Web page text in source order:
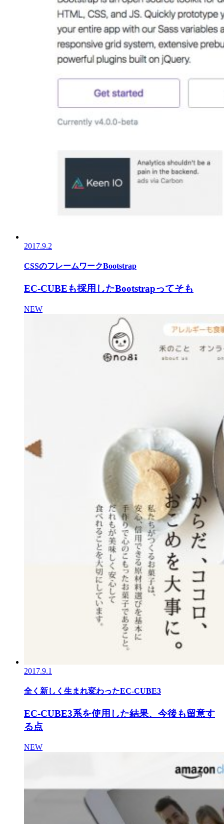
2017.9.2
CSSのフレームワークBootstrap
EC-CUBEも採用したBootstrapってそも
NEW
2017.9.1
全く新しく生まれ変わったEC-CUBE3
EC-CUBE3系を使用した結果、今後も留意す
る点
NEW